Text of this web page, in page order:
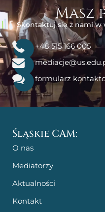
Masz
Skontaktuj się z nami w
+48 515 166 005
formularz
Śląskie CAM:
O nas
Mediatorzy
Aktualności
Kontakt